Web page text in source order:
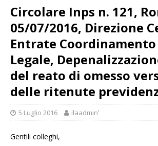
Circolare Inps n. 121,
05/07/2016, Direzione
Entrate Coordinamento
Legale,
del reato di omesso
delle ritenute
5 Luglio 2016 ilaadminʹ
Gentili colleghi,